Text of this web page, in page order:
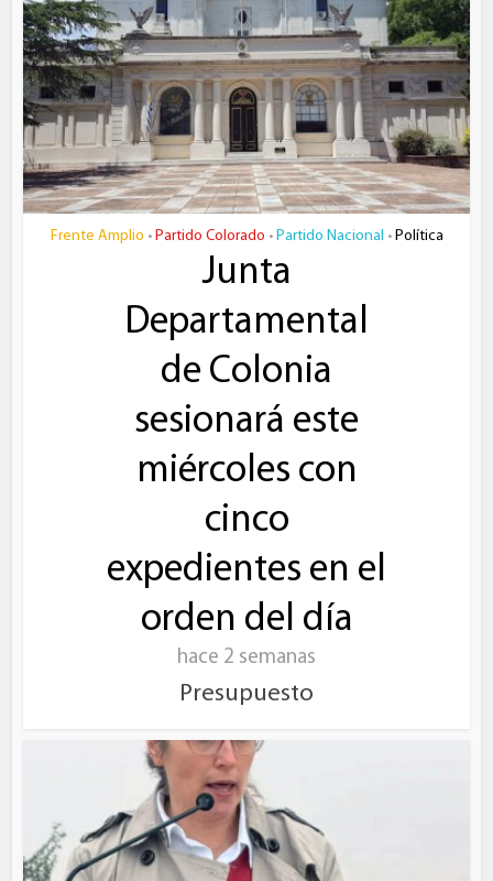
Frente Amplio • Partido Colorado • Partido Nacional • Política
Junta
Departamental
de Colonia
sesionará este
miércoles con
cinco
expedientes en el
orden del día
hace 2 semanas
Presupuesto